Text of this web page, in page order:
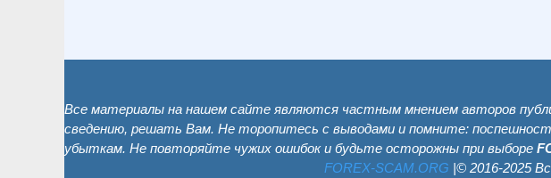
Все материалы на нашем сайте являются частным мнением авторов
сведению, решать Вам. Не торопитесь с выводами и помните:
убыткам. Не повторяйте чужих ошибок и будьте осторожны при выборе
FOREX-SCAM.ОRG |© 2016-2025